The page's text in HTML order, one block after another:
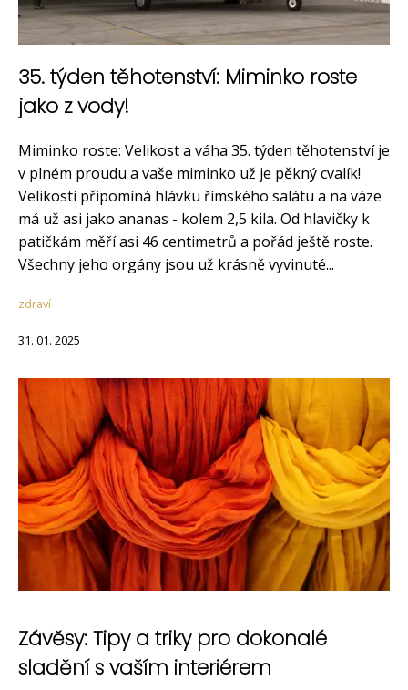
35. týden těhotenství: Miminko roste
jako z vody!
Miminko roste: Velikost a váha 35. týden těhotenství je
v plném proudu a vaše miminko už je pěkný cvalík!
Velikostí připomíná hlávku římského salátu a na váze
má už asi jako ananas - kolem 2,5 kila. Od hlavičky k
patičkám měří asi 46 centimetrů a pořád ještě roste.
Všechny jeho orgány jsou už krásně vyvinuté...
zdraví
31. 01. 2025
Závěsy: Tipy a triky pro dokonalé
sladění s vaším interiérem